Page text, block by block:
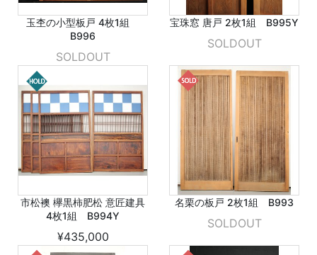
玉杢の小型板戸 4枚1組
B996
SOLDOUT
宝珠窓 唐戸 2枚1組 B995Y
SOLDOUT
市松襖 欅黒柿肥松 意匠建具
4枚1組 B994Y
¥435,000
名栗の板戸 2枚1組 B993
SOLDOUT